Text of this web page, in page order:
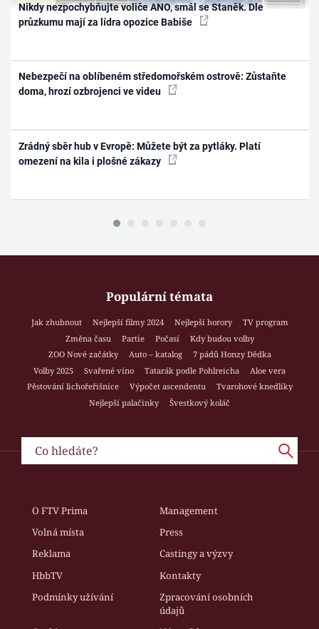
Nikdy nezpochybňujte voliče ANO, smál se Staněk. Dle
průzkumu mají za lídra opozice Babiše
Nebezpečí na oblíbeném středomořském ostrově: Zůstaňte
doma, hrozí ozbrojenci ve videu
Zrádný sběr hub v Evropě: Můžete být za pytláky. Platí
omezení na kila i plošné zákazy
Populární témata
Jak zhubnout Nejlepší filmy 2024 Nejlepší horory
TV program
Změna času
Partie Počasí
Kdy budou volby
ZOO Nové začátky
Auto – katalog
7 pádů Honzy Dědka
Volby 2025
Svařené víno Tatarák podle Pohlreicha
Aloe vera
Pěstování lichořeřišnice
Výpočet ascendentu
Tvarohové knedlíky
Nejlepší palačinky
Švestkový koláč
O FTV Prima
Management
Volná místa
Press
Reklama
Castingy a výzvy
HbbTV
Kontakty
Podmínky užívání
Zpracování osobních
údajů